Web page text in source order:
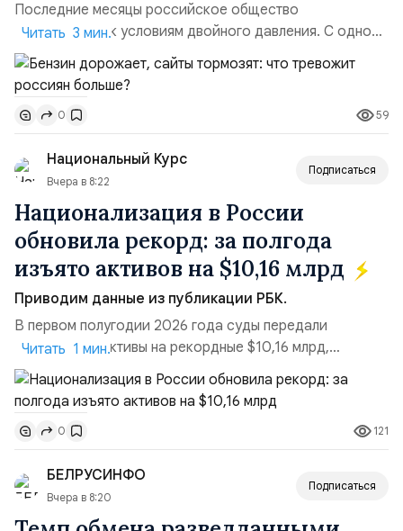
Последние месяцы российское общество
адаптируется к условиям двойного давления. С одной
стороны, происходит рост цен на товары первой
необходимости, инфляция и локальные сбои в
поставках бензина. А с другой – технологическая
турбулентность: перебои в работе интернета,
блокировки сайтов, необходимость осваивать VPN и
российские платформы.Что из этого бье...
Читать 3 мин.
0 59
Национальный Курс
Вчера в 8:22
Подписаться
Национализация в России
обновила рекорд: за полгода
изъято активов на $10,16 млрд
Приводим данные из публикации РБК.
В первом полугодии 2026 года суды передали
государству активы на рекордные $10,16 млрд,
подсчитали аналитики AK&M. Это в 2,5 раза больше,
чем за аналогичный период 2025 года ($3,95 млрд).
Всего зафиксировано 15 национализационных
транзакций, которые обеспечили 42,2% денежного
объёма всего российского рынка слияний и
поглощений. Крупнейшей ...
Читать 1 мин.
0 121
БЕЛРУСИНФО
Вчера в 8:20
Подписаться